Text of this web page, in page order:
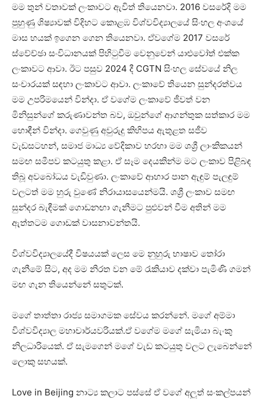
මම තුන් වතාවක් ලංකාවට ඇවිත් තියෙනවා. 2016 වසරේදි මම
පුහුණු ශිෂ්‍යාවක් විදිහට කොළඹ විශ්වවිද්‍යාලයේ සිංහල අංශයේ
මාස හයක් ඉගෙන ගෙන තියෙනවා. ඒවගේම 2017 වසරේ
ස්වේච්ඡා සංවිධානයක් පිහිටුවීම වෙනුවෙන් යාළුවෝත් එක්ක
ලංකාවට ආවා. ඊට පසුව 2024 දී CGTN සිංහල සේවයේ නිල
සංචාරයක් සඳහා ලංකාවට ආවා. ලංකාවේ තියෙන සුන්දරත්වය
මම උපරිමයෙන් වින්දා. ඒ වගේම ලංකාවේ ජීවත් වන
මිනිසුන්ගේ කරුණාවන්ත බව, ඔවුන්ගේ ආගන්තුක සත්කාර මම
හොඳීන් වින්දා. ගෙවුණු අවුරුදු කිහිපය ඇතුළත සජීව
වැඩසටහන්, සමාජ මාධ්‍ය වේදිකාව හරහා මම ශශ්‍රී ලාංකිකයන්
සමඟ සමීපව කටයුතු කළා. ඒ සෑම දෙයකින්ම මට ලංකාව පිළිබඳ
තිබූ අවබෝධය වැඩිවුණා. ලංකාවේ ආහාර පාන ඇඳුම් පැලඳුම්
වලටත් මම හුරු වුණේ නිරායාසයෙන්මයි. ශශ්‍රී ලංකාව සමඟ
සුන්දර බැඳීමක් ගොඩනඟා ගැනීමට පුළුවන් වීම අතින් මම
ඇත්තටම ගොඩක් වාසනාවන්තයි.
විශ්වවිද්‍යාලයේදී විෂයයක් ලෙස මෙ නුහුරු භාෂාව තෝරා
ගැනීමේ සිට, අද මම නිරත වන මේ රැකියාව දක්වා පැමිණි ගමන්
මඟ ගැන තියෙන්නේ සතුටක්.
මගේ තාත්තා රාජ්‍ය සමාගමක සේවය කරන්නේ. මගේ අම්මා
විශ්වවිද්‍යාල මහාචාර්යවරියක්.ඒ වගේම මගේ සැමියා බැංකු
නිලධාරියෙක්. ඒ සැමගෙන් මගේ වැඩ කටයුතු වලට ලැබෙන්නේ
ලොකු සහයක්.
Love in Beijing නාට්‍ය කලාට පස්සේ ඒ වගේ අලුත් සංකල්පයන්